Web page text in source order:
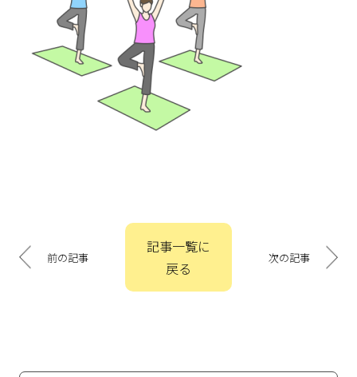
稿
ナ
ョ
前の記事
記事一覧に
戻る
次の記事